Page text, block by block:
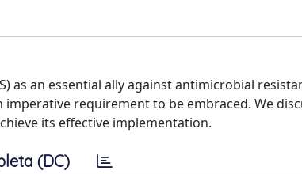
an essential ally against antimicrobial
requirement to be embraced. We
its effective implementation.
(DC)